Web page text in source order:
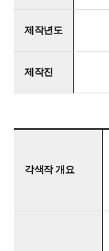
제작년도
제작진
각색작 개요